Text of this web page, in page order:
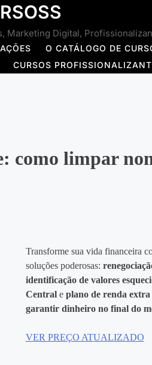
Marketing Digital,
O CATÁLOGO DE
CURSOS
como limpar
Transforme sua vida financeira
soluções poderosas:
identificação de valores
Centrale plano de renda
garantir dinheiro no final do
VER PREÇO ATUALIZADO